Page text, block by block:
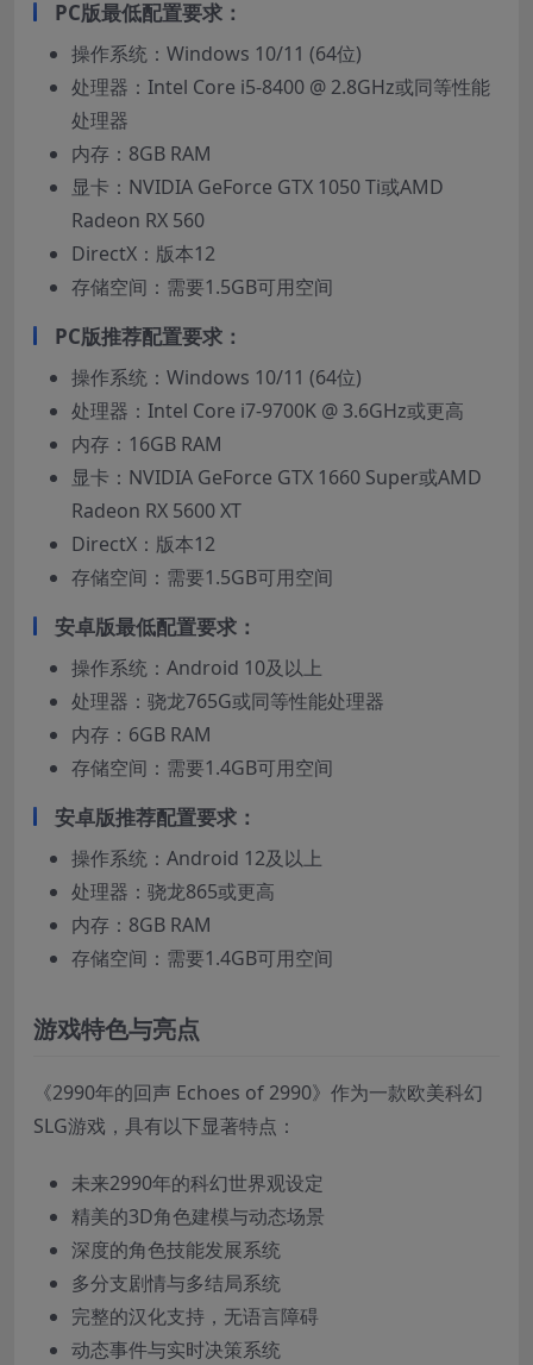
PC版最低配置要求：
操作系统：Windows 10/11 (64位)
处理器：Intel Core i5-8400 @ 2.8GHz或同等性能
处理器
内存：8GB RAM
显卡：NVIDIA GeForce GTX 1050 Ti或AMD
Radeon RX 560
DirectX：版本12
存储空间：需要1.5GB可用空间
PC版推荐配置要求：
操作系统：Windows 10/11 (64位)
处理器：Intel Core i7-9700K @ 3.6GHz或更高
内存：16GB RAM
显卡：NVIDIA GeForce GTX 1660 Super或AMD
Radeon RX 5600 XT
DirectX：版本12
存储空间：需要1.5GB可用空间
安卓版最低配置要求：
操作系统：Android 10及以上
处理器：骁龙765G或同等性能处理器
内存：6GB RAM
存储空间：需要1.4GB可用空间
安卓版推荐配置要求：
操作系统：Android 12及以上
处理器：骁龙865或更高
内存：8GB RAM
存储空间：需要1.4GB可用空间
游戏特色与亮点
《2990年的回声 Echoes of 2990》作为一款欧美科幻
SLG游戏，具有以下显著特点：
未来2990年的科幻世界观设定
精美的3D角色建模与动态场景
深度的角色技能发展系统
多分支剧情与多结局系统
完整的汉化支持，无语言障碍
动态事件与实时决策系统